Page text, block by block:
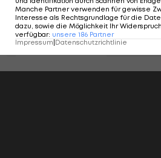
Promotion
Manche Partner verwenden für gewisse
Interesse als Rechtsgrundlage für die
dazu, sowie die Möglichkeit Ihr
verfügbar: unsere 186 Partner
Impressum|Datenschutzrichtlinie